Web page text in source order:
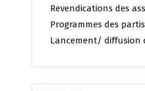
Revendications des
Programmes des
Lancement/ diffusion